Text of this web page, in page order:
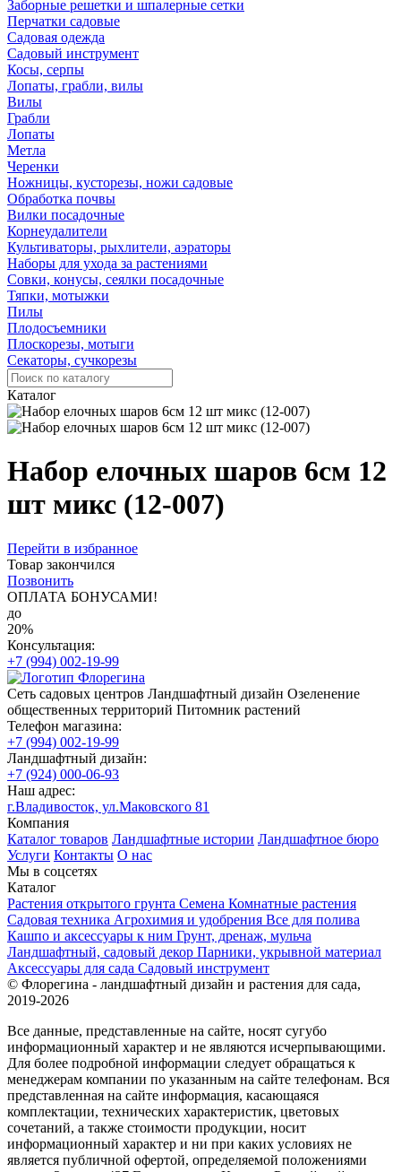
Заборные решетки и шпалерные сетки
Перчатки садовые
Садовая одежда
Садовый инструмент
Косы, серпы
Лопаты, грабли, вилы
Вилы
Грабли
Лопаты
Метла
Черенки
Ножницы, кусторезы, ножи садовые
Обработка почвы
Вилки посадочные
Корнеудалители
Культиваторы, рыхлители, аэраторы
Наборы для ухода за растениями
Совки, конусы, сеялки посадочные
Тяпки, мотыжки
Пилы
Плодосъемники
Плоскорезы, мотыги
Секаторы, сучкорезы
Каталог
Набор елочных шаров 6см 12
шт микс (12-007)
Перейти в избранное
Товар закончился
Позвонить
ОПЛАТА БОНУСАМИ!
до
20%
Консультация:
+7 (994) 002-19-99
Сеть садовых центров Ландшафтный дизайн Озеленение
общественных территорий Питомник растений
Телефон магазина:
+7 (994) 002-19-99
Ландшафтный дизайн:
+7 (924) 000-06-93
Наш адрес:
г.Владивосток, ул.Маковского 81
Компания
Каталог товаров Ландшафтные истории Ландшафтное бюро
Услуги Контакты О нас
Мы в соцсетях
Каталог
Растения открытого грунта Семена Комнатные растения
Садовая техника Агрохимия и удобрения Все для полива
Кашпо и аксессуары к ним Грунт, дренаж, мульча
Ландшафтный, садовый декор Парники, укрывной материал
Аксессуары для сада Садовый инструмент
© Флорегина - ландшафтный дизайн и растения для сада,
2019-2026
Все данные, представленные на сайте, носят сугубо
информационный характер и не являются исчерпывающими.
Для более подробной информации следует обращаться к
менеджерам компании по указанным на сайте телефонам. Вся
представленная на сайте информация, касающаяся
комплектации, технических характеристик, цветовых
сочетаний, а также стоимости продукции, носит
информационный характер и ни при каких условиях не
является публичной офертой, определяемой положениями